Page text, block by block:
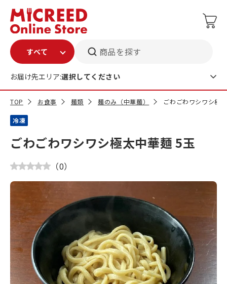
商品を探す
お届け先エリア:選択してください
TOP お食事 麺類 麺のみ（中華麺） ごわごわワシワシ極
冷凍
ごわごわワシワシ極太中華麺 5玉
（0）